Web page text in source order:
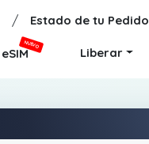
/ Estado de tu Pedido
eSIM
NUEVO
Liberar